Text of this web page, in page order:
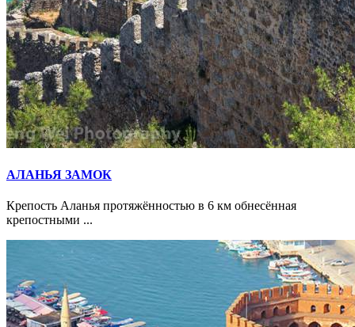
АЛАНЬЯ ЗАМОК
Крепость Аланья протяжённостью в 6 км обнесённая
крепостными ...